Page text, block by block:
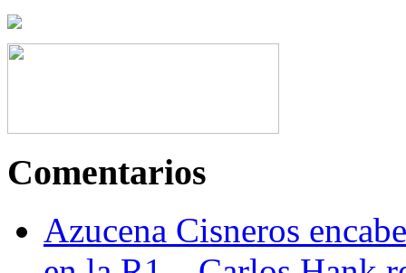
Comentarios
Azucena Cisneros